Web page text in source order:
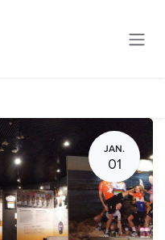
JAN.
01